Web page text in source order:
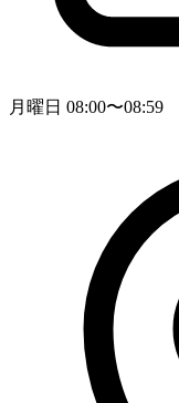
月曜日 08:00〜08:59